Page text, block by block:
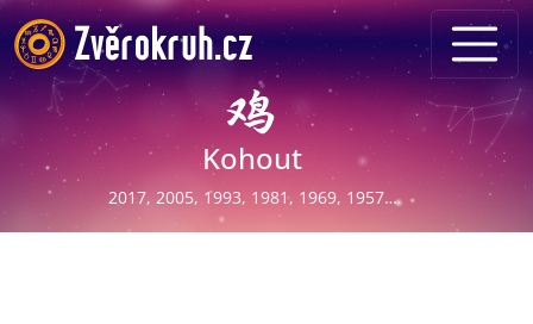
Kohout
2017, 2005, 1993, 1981, 1969, 1957…